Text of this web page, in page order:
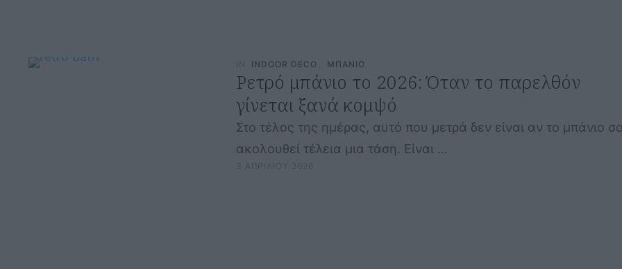
IN INDOOR DECO ΜΠΑΝΙΟ
Ρετρό μπάνιο το 2026: Όταν το παρελθόν
γίνεται ξανά κομψό
Στο τέλος της ημέρας, αυτό που μετρά δεν είναι αν το μπάνιο
ακολουθεί τέλεια μια τάση. Είναι …
3 ΑΠΡΙΛΙΟΥ 2026